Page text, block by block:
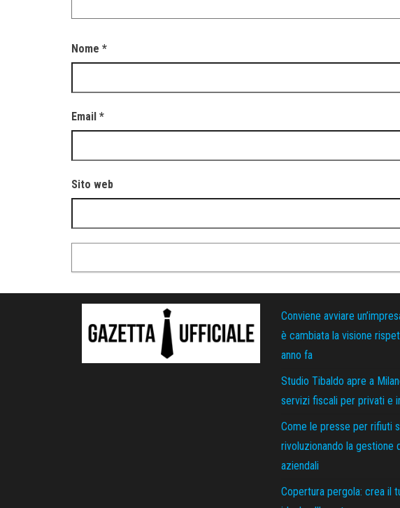
Nome *
Email *
Sito web
Conviene avviare
è cambiata la visione
anno fa
Studio Tibaldo apre a
servizi fiscali per privati e
Come le presse per rifiuti
rivoluzionando la gestione
aziendali
Copertura pergola: crea il